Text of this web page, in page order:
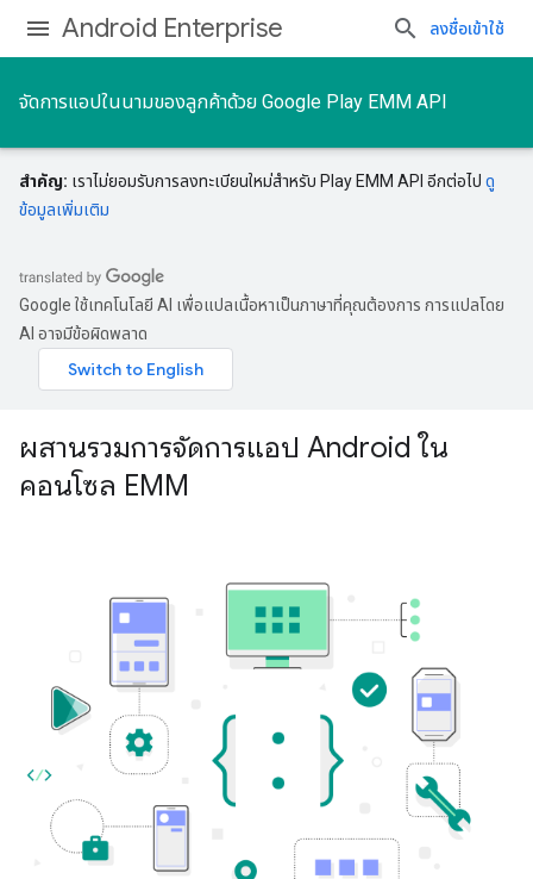
Android Enterprise ลงชื่อเข้าใช้
จัดการแอปในนามของลูกค้าด้วย Google Play EMM API
สําคัญ: เราไม่ยอมรับการลงทะเบียนใหม่สําหรับ Play EMM API อีกต่อไป ดู
ข้อมูลเพิ่มเติม
Google ใช้เทคโนโลยี AI เพื่อแปลเนื้อหาเป็นภาษาที่คุณต้องการ การแปลโดย
AI อาจมีข้อผิดพลาด
ผสานรวมการจัดการแอป Android ใน
คอนโซล EMM